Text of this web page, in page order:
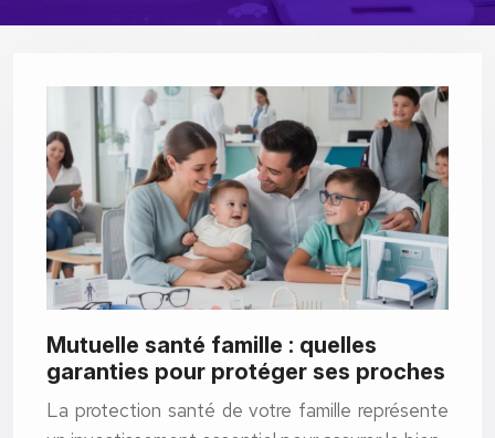
Mutuelle santé famille : quelles
garanties pour protéger ses proches
La protection santé de votre famille représente